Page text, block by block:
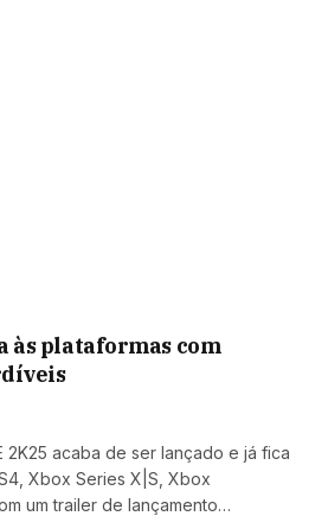
às plataformas com
acaba de ser lançado e já fica
Xbox Series X|S, Xbox
um trailer de lançamento…